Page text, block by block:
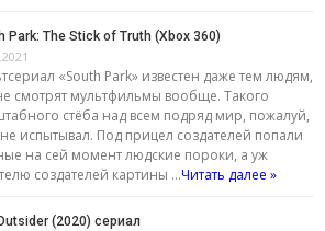
Park: The Stick of Truth (Xbox 360)
«South Park» известен даже тем людям,
смотрят мультфильмы вообще. Такого
стёба над всем подряд мир, пожалуй,
испытывал. Под прицел создателей попали
на сей момент людские пороки, а уж
создателей картины …Читать далее »
(2020) сериал